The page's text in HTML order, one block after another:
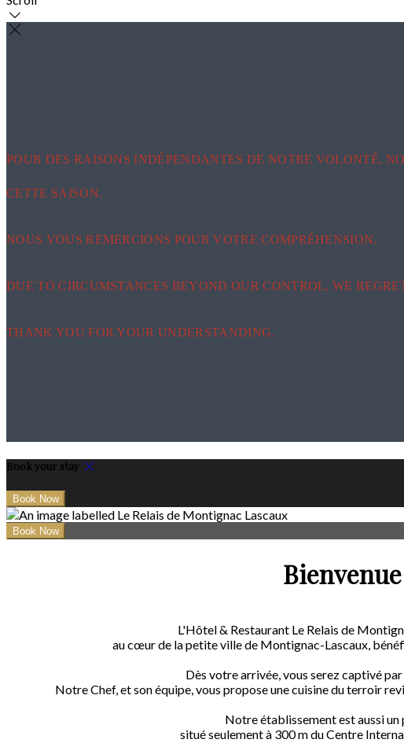
POUR DES RAISONS INDÉPENDANTES DE NOTRE VOLONTÉ,
CETTE SAISON.
NOUS VOUS REMERCIONS POUR VOTRE COMPRÉHENSION.
DUE TO CIRCUMSTANCES BEYOND OUR CONTROL, WE
THANK YOU FOR YOUR UNDERSTANDING.
Book your stay
L'Hôtel & Restaurant Le Relais de
au cœur de la petite ville de Montignac-Lascaux,
Dès votre arrivée, vous serez captivé
Notre Chef, et son équipe, vous propose une cuisine du terroir
Notre établissement est aussi
situé seulement à 300 m du Centre